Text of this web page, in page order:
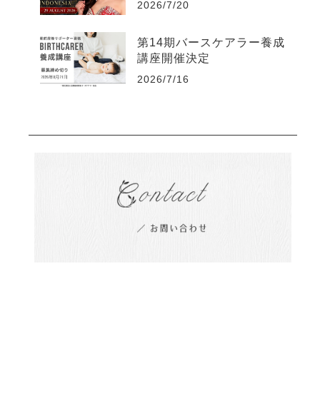
2026/7/20
第14期バースケアラー養成
講座開催決定
2026/7/16